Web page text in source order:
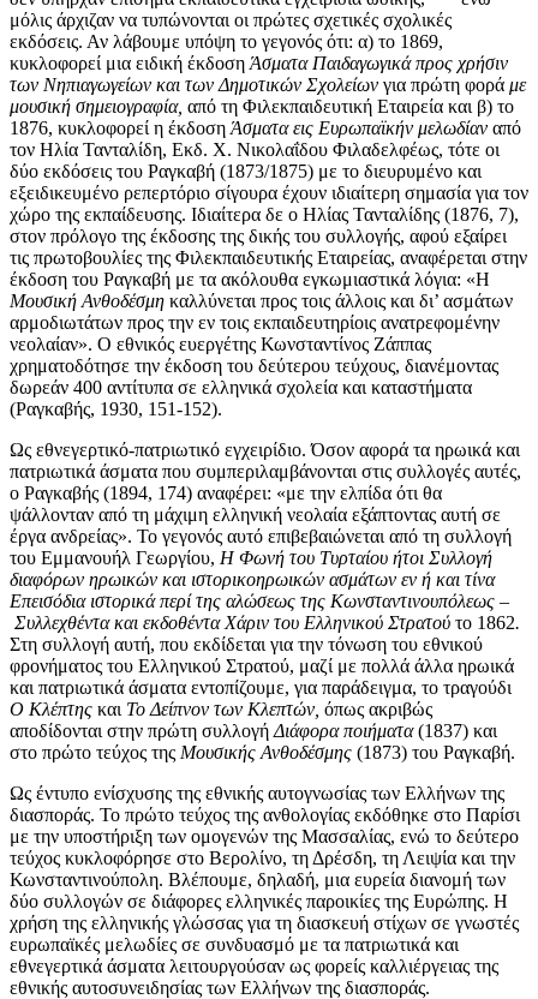
μόλις άρχιζαν να τυπώνονται οι πρώτες σχετικές σχολικές
εκδόσεις. Αν λάβουμε υπόψη το γεγονός ότι: α) το 1869,
κυκλοφορεί μια ειδική έκδοση Άσματα Παιδαγωγικά προς χρήσιν
των Νηπιαγωγείων και των Δημοτικών Σχολείων για πρώτη φορά με
μουσική σημειογραφία, από τη Φιλεκπαιδευτική Εταιρεία και β) το
1876, κυκλοφορεί η έκδοση Άσματα εις Ευρωπαϊκήν μελωδίαν από
τον Ηλία Τανταλίδη, Εκδ. Χ. Νικολαΐδου Φιλαδελφέως, τότε οι
δύο εκδόσεις του Ραγκαβή (1873/1875) με το διευρυμένο και
εξειδικευμένο ρεπερτόριο σίγουρα έχουν ιδιαίτερη σημασία για τον
χώρο της εκπαίδευσης. Ιδιαίτερα δε o Ηλίας Τανταλίδης (1876, 7),
στον πρόλογο της έκδοσης της δικής του συλλογής, αφού εξαίρει
τις πρωτοβουλίες της Φιλεκπαιδευτικής Εταιρείας, αναφέρεται στην
έκδοση του Ραγκαβή με τα ακόλουθα εγκωμιαστικά λόγια: «Η
Μουσική Ανθοδέσμη καλλύνεται προς τοις άλλοις και δι’ ασμάτων
αρμοδιωτάτων προς την εν τοις εκπαιδευτηρίοις ανατρεφομένην
νεολαίαν». Ο εθνικός ευεργέτης Κωνσταντίνος Ζάππας
χρηματοδότησε την έκδοση του δεύτερου τεύχους, διανέμοντας
δωρεάν 400 αντίτυπα σε ελληνικά σχολεία και καταστήματα
(Ραγκαβής, 1930, 151-152).
Ως εθνεγερτικό-πατριωτικό εγχειρίδιο. Όσον αφορά τα ηρωικά και
πατριωτικά άσματα που συμπεριλαμβάνονται στις συλλογές αυτές,
ο Ραγκαβής (1894, 174) αναφέρει: «με την ελπίδα ότι θα
ψάλλονταν από τη μάχιμη ελληνική νεολαία εξάπτοντας αυτή σε
έργα ανδρείας». Το γεγονός αυτό επιβεβαιώνεται από τη συλλογή
του Εμμανουήλ Γεωργίου, Η Φωνή του Τυρταίου ήτοι Συλλογή
διαφόρων ηρωικών και ιστορικοηρωικών ασμάτων εν ή και τίνα
Επεισόδια ιστορικά περί της αλώσεως της Κωνσταντινουπόλεως –
Συλλεχθέντα και εκδοθέντα Χάριν του Ελληνικού Στρατού το 1862.
Στη συλλογή αυτή, που εκδίδεται για την τόνωση του εθνικού
φρονήματος του Ελληνικού Στρατού, μαζί με πολλά άλλα ηρωικά
και πατριωτικά άσματα εντοπίζουμε, για παράδειγμα, το τραγούδι
Ο Κλέπτης και Το Δείπνον των Κλεπτών, όπως ακριβώς
αποδίδονται στην πρώτη συλλογή Διάφορα ποιήματα(1837) και
στο πρώτο τεύχος της Μουσικής Ανθοδέσμης (1873) του Ραγκαβή.
Ως έντυπο ενίσχυσης της εθνικής αυτογνωσίας των Ελλήνων της
διασποράς. Το πρώτο τεύχος της ανθολογίας εκδόθηκε στο Παρίσι
με την υποστήριξη των ομογενών της Μασσαλίας, ενώ το δεύτερο
τεύχος κυκλοφόρησε στo Βερολίνο, τη Δρέσδη, τη Λειψία και την
Κωνσταντινούπολη. Βλέπουμε, δηλαδή, μια ευρεία διανομή των
δύο συλλογών σε διάφορες ελληνικές παροικίες της Ευρώπης. Η
χρήση της ελληνικής γλώσσας για τη διασκευή στίχων σε γνωστές
ευρωπαϊκές μελωδίες σε συνδυασμό με τα πατριωτικά και
εθνεγερτικά άσματα λειτουργούσαν ως φορείς καλλιέργειας της
εθνικής αυτοσυνειδησίας των Ελλήνων της διασποράς.